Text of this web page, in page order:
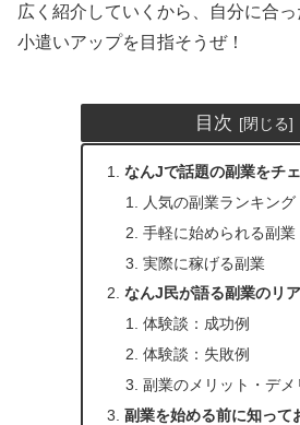
広く紹介していくから、自分に合
小遣いアップを目指そうぜ！
目次
なんJで話題の副業をチ
人気の副業ランキング
手軽に始められる副業
実際に稼げる副業
なんJ民が語る副業のリ
体験談：成功例
体験談：失敗例
副業のメリット・デメ
副業を始める前に知って